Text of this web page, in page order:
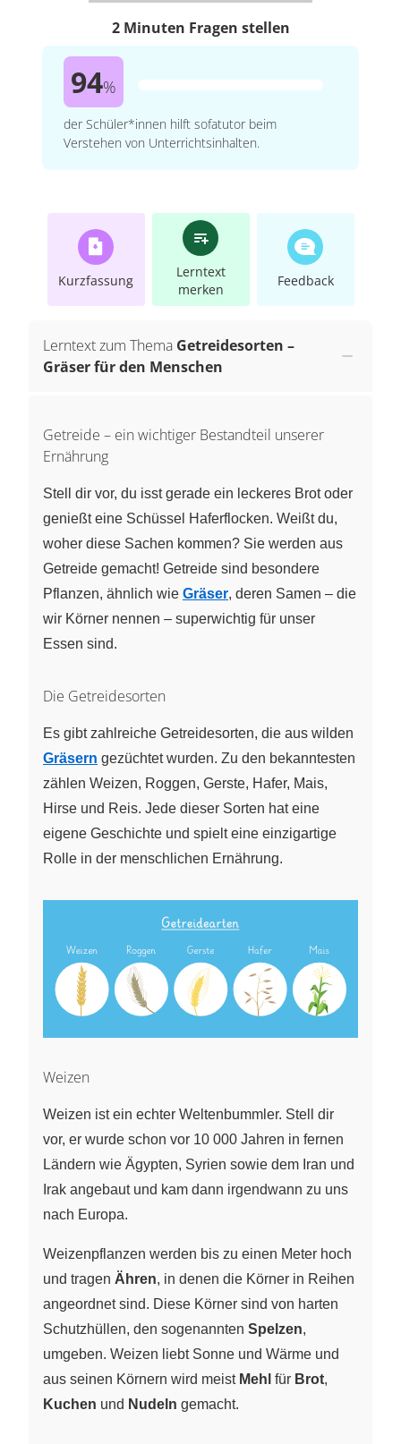
2 Minuten Fragen stellen
94%
der Schüler*innen hilft sofatutor beim
Verstehen von Unterrichtsinhalten.
Kurzfassung
Lerntext
merken
Feedback
Lerntext zum Thema Getreidesorten –
Gräser für den Menschen
Getreide – ein wichtiger Bestandteil unserer
Ernährung
Stell dir vor, du isst gerade ein leckeres Brot oder
genießt eine Schüssel Haferflocken. Weißt du,
woher diese Sachen kommen? Sie werden aus
Getreide gemacht! Getreide sind besondere
Pflanzen, ähnlich wie Gräser, deren Samen – die
wir Körner nennen – superwichtig für unser
Essen sind.
Die Getreidesorten
Es gibt zahlreiche Getreidesorten, die aus wilden
Gräsern gezüchtet wurden. Zu den bekanntesten
zählen Weizen, Roggen, Gerste, Hafer, Mais,
Hirse und Reis. Jede dieser Sorten hat eine
eigene Geschichte und spielt eine einzigartige
Rolle in der menschlichen Ernährung.
Weizen
Weizen ist ein echter Weltenbummler. Stell dir
vor, er wurde schon vor 10 000 Jahren in fernen
Ländern wie Ägypten, Syrien sowie dem Iran und
Irak angebaut und kam dann irgendwann zu uns
nach Europa.
Weizenpflanzen werden bis zu einen Meter hoch
und tragen Ähren, in denen die Körner in Reihen
angeordnet sind. Diese Körner sind von harten
Schutzhüllen, den sogenannten Spelzen,
umgeben. Weizen liebt Sonne und Wärme und
aus seinen Körnern wird meist Mehl für Brot,
Kuchen und Nudeln gemacht.